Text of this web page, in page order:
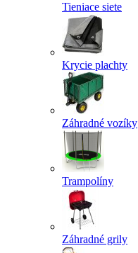
Tieniace siete
Krycie plachty
Záhradné vozíky
Trampolíny
Záhradné grily